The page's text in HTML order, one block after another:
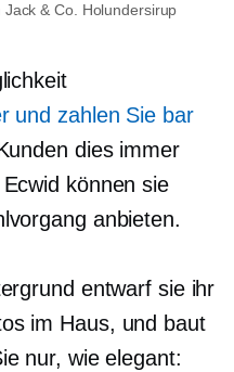
& Co. Holundersirup
und zahlen Sie bar
dies immer
können sie
anbieten.
entwarf sie ihr
im Haus, und baut
nur, wie elegant: